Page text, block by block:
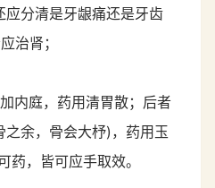
分清是牙龈痛还是牙齿
治肾；
内庭，药用清胃散；后者
余，骨会大杼)，药用玉
药，皆可应手取效。